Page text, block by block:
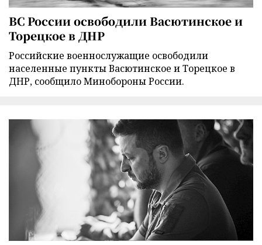
ВС России освободили Васютинское и
Торецкое в ДНР
Российские военнослужащие освободили
населенные пункты Васютинское и Торецкое в
ДНР, сообщило Минобороны России.